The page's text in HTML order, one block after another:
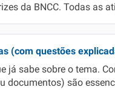
da BNCC. Todas as
(com questões
já sabe sobre o tema.
documentos) são